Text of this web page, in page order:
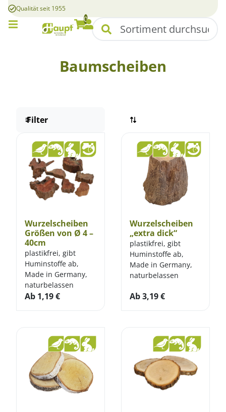
Qualität seit 1955
Suchen
0
Warenkorb
Konto
Mobile Menü
Baumscheiben
Filter
Wurzelscheiben
Größen von Ø 4 –
40cm
plastikfrei, gibt
Huminstoffe ab,
Made in Germany,
naturbelassen
Ab 1,19€
Wurzelscheiben
„extra dick“
plastikfrei, gibt
Huminstoffe ab,
Made in Germany,
naturbelassen
Ab3,19€